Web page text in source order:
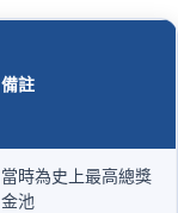
備註
當時為史上最高總獎
金池